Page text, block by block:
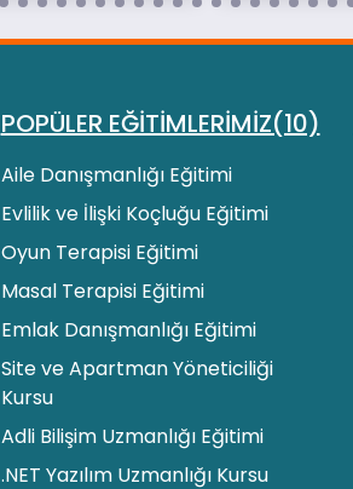
POPÜLER EĞİTİMLERİMİZ(10)
Aile Danışmanlığı Eğitimi
Evlilik ve İlişki Koçluğu Eğitimi
Oyun Terapisi Eğitimi
Masal Terapisi Eğitimi
Emlak Danışmanlığı Eğitimi
Site ve Apartman Yöneticiliği
Kursu
Adli Bilişim Uzmanlığı Eğitimi
.NET Yazılım Uzmanlığı Kursu